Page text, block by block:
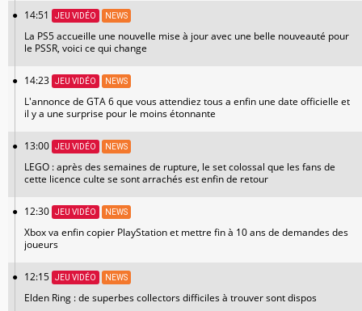
14:51 JEU VIDÉO NEWS
La PS5 accueille une nouvelle mise à jour avec une belle nouveauté pour
le PSSR, voici ce qui change
14:23 JEU VIDÉO NEWS
L'annonce de GTA 6 que vous attendiez tous a enfin une date officielle et
il y a une surprise pour le moins étonnante
13:00 JEU VIDÉO NEWS
LEGO : après des semaines de rupture, le set colossal que les fans de
cette licence culte se sont arrachés est enfin de retour
12:30 JEU VIDÉO NEWS
Xbox va enfin copier PlayStation et mettre fin à 10 ans de demandes des
joueurs
12:15 JEU VIDÉO NEWS
Elden Ring : de superbes collectors difficiles à trouver sont dispos